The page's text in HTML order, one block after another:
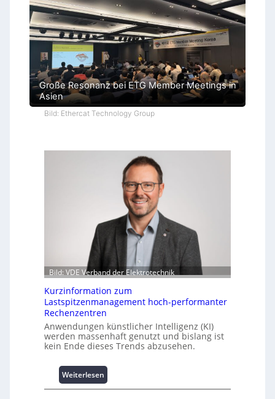
Große Resonanz bei ETG Member Meetings in
Asien
Bild: Ethercat Technology Group
Bild: VDE Verband der Elektrotechnik
Kurzinformation zum
Lastspitzenmanagement hoch-performanter
Rechenzentren
Anwendungen künstlicher Intelligenz (KI)
werden massenhaft genutzt und bislang ist
kein Ende dieses Trends abzusehen.
Weiterlesen:
K